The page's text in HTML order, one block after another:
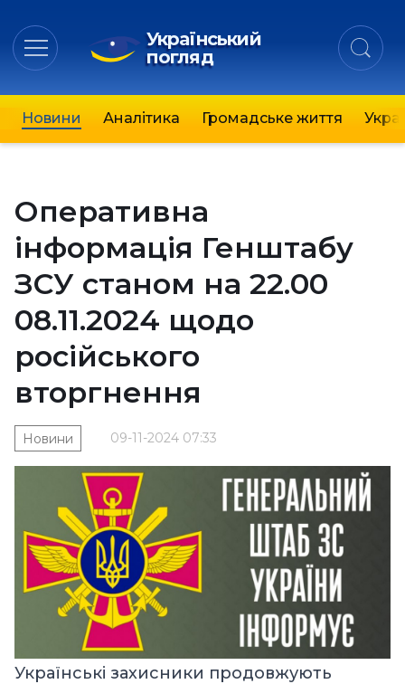
Український
погляд
Новини Аналітика Громадське життя
Оперативна
інформація Генштабу
ЗСУ станом на 22.00
08.11.2024 щодо
російського
вторгнення
09-11-2024 07:33
Новини
Українські захисники продовжують